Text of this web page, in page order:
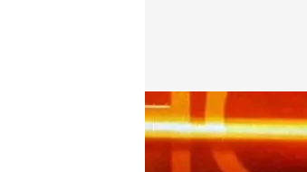
iker Jiménez
Horizonte
17 MAR 2023 - 02:55h.